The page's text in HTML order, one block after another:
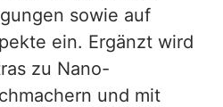
sowie auf
ein. Ergänzt wird
zu Nano-
und mit